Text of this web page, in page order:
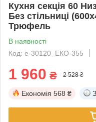
Кухня секція 60
Без стільниці
Трюфель
В наявності
Код: е-30120_ЕКО-355
1 960 ₴ 2 528 ₴
Економія 568 ₴